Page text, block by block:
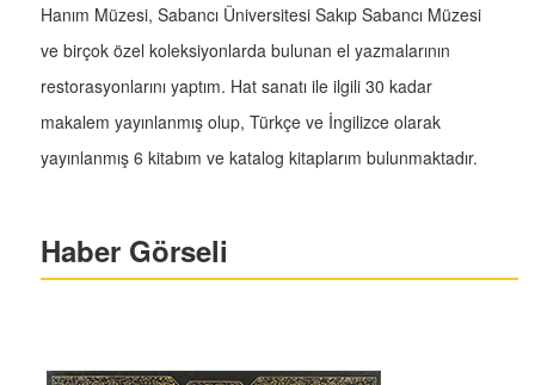
Hanım Müzesi, Sabancı Üniversitesi Sakıp Sabancı Müzesi
ve birçok özel koleksiyonlarda bulunan el yazmalarının
restorasyonlarını yaptım. Hat sanatı ile ilgili 30 kadar
makalem yayınlanmış olup, Türkçe ve İngilizce olarak
yayınlanmış 6 kitabım ve katalog kitaplarım bulunmaktadır.
Haber Görseli